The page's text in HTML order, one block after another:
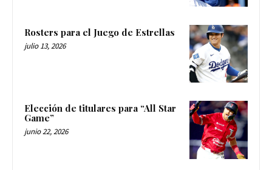
Rosters para el Juego de Estrellas
julio 13, 2026
Elección de titulares para “All Star
Game”
junio 22, 2026